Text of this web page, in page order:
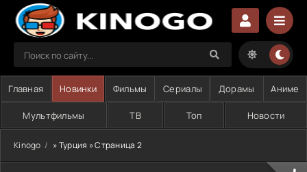
Главная Новинки Фильмы Сериалы Дорамы Аниме
Мультфильмы ТВ Топ Новости
Kinogo » Турция » Страница 2